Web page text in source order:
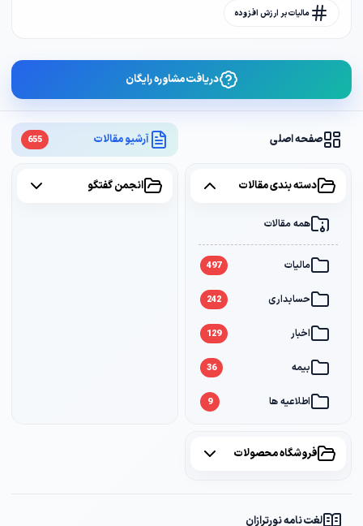
صفحه اصلی آرشیو مقالات 655
دسته بندی مقالات
همه مقالات
مالیات 497
حسابداری 242
اخبار 129
بیمه 36
اطلاعیه ها 9
انجمن گفتگو
فروشگاه محصولات
لغت نامه نورترازان
مالیات بر ارزش افزوده
دریافت مشاوره رایگان